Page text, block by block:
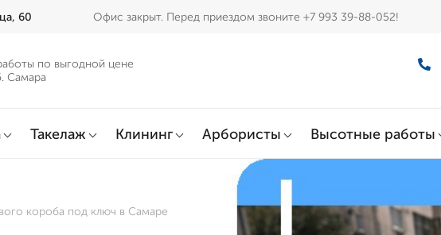
60 Офис закрыт. Перед приездом звоните +7 993 39-88-052!
по выгодной цене
Самара
Такелаж Клининг Арбористы Высотные работы
короба под ключ в Самаре